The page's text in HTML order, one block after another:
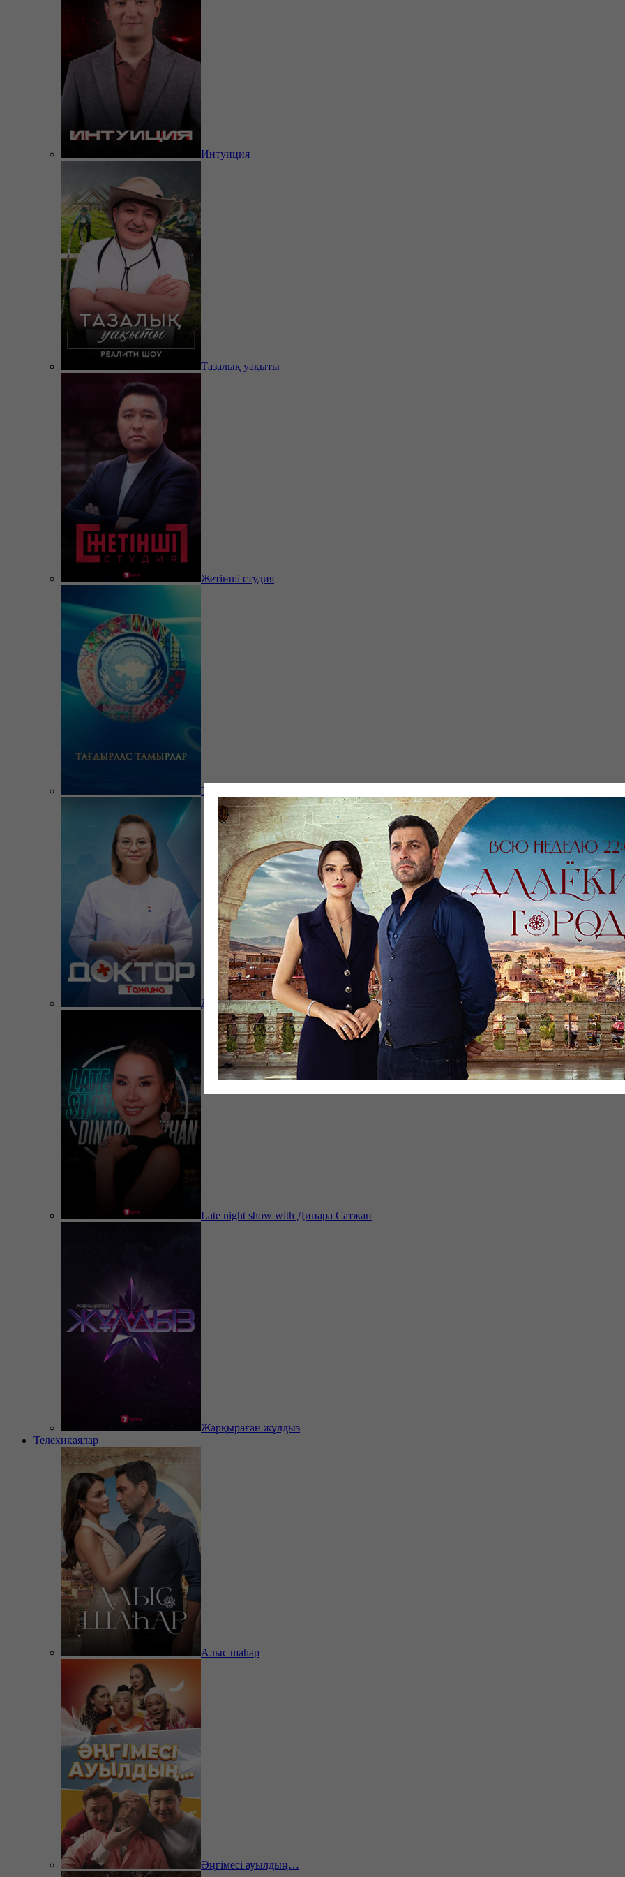
Интуиция
Тазалық уақыты
Жетінші студия
Тағдырлас тамырлар
Доктор Тажина
Late night show with Динара Сатжан
Жарқыраған жұлдыз
Телехикаялар
Алыс шаһар
Әңгімесі ауылдың…